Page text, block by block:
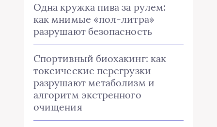
Одна кружка пива за рулем:
как мнимые «пол-литра»
разрушают безопасность
Спортивный биохакинг: как
токсические перегрузки
разрушают метаболизм и
алгоритм экстренного
очищения